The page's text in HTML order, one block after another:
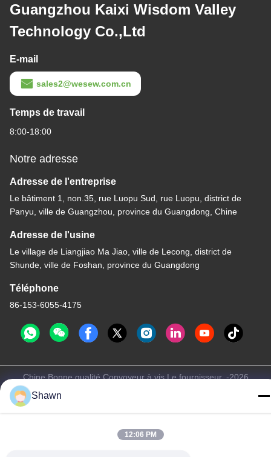
Guangzhou Kaixi Wisdom Valley
Technology Co.,Ltd
E-mail
sales2@wesew.com.cn
Temps de travail
8:00-18:00
Notre adresse
Adresse de l'entreprise
Le bâtiment 1, non.35, rue Luopu Sud, rue Luopu, district de
Panyu, ville de Guangzhou, province du Guangdong, Chine
Adresse de l'usine
Le village de Liangjiao Ma Jiao, ville de Lecong, district de
Shunde, ville de Foshan, province du Guangdong
Téléphone
86-153-6055-4175
Chine Bonne qualité Convoyeur à vis Le fournisseur. -2026
Guangzhou Kaixi Wisdom Valley Technology Co.,Ltd Tous les
Shawn
12:06 PM